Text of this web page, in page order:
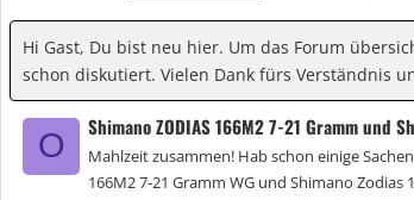
Hi Gast, Du bist neu hier. Um das Forum
schon diskutiert. Vielen Dank fürs Verständnis
O
Shimano ZODIAS 166M2 7-21 Gramm und
Mahlzeit zusammen! Hab schon einige
166M2 7-21 Gramm WG und Shimano Zodias